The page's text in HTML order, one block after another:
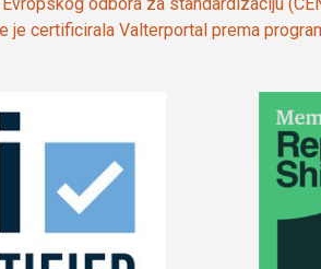
je certificirala Valterportal prema